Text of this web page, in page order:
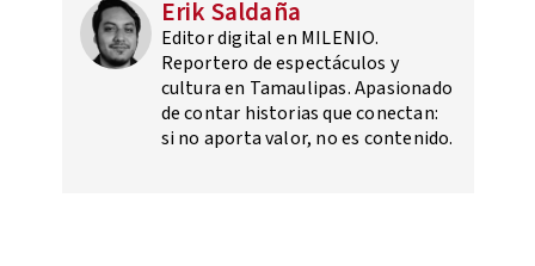
Erik Saldaña
Editor digital en MILENIO.
Reportero de espectáculos y
cultura en Tamaulipas. Apasionado
de contar historias que conectan:
si no aporta valor, no es contenido.